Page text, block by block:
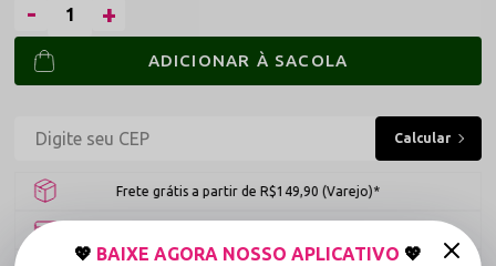
ADICIONAR À SACOLA
Frete grátis a partir de R$149,90 (Varejo)*
💖 BAIXE AGORA NOSSO APLICATIVO 💖